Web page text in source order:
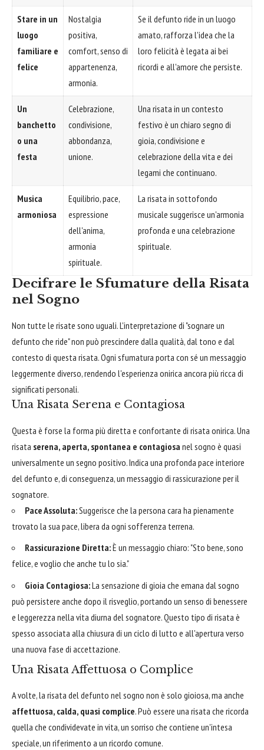
Stare in un
luogo
familiare e
felice
Nostalgia
positiva,
comfort, senso di
appartenenza,
armonia.
Se il defunto ride in un luogo
amato, rafforza l'idea che la
loro felicità è legata ai bei
ricordi e all'amore che persiste.
Un
banchetto
o una
festa
Celebrazione,
condivisione,
abbondanza,
unione.
Una risata in un contesto
festivo è un chiaro segno di
gioia, condivisione e
celebrazione della vita e dei
legami che continuano.
Musica
armoniosa
Equilibrio, pace,
espressione
dell'anima,
armonia
spirituale.
La risata in sottofondo
musicale suggerisce un'armonia
profonda e una celebrazione
spirituale.
Decifrare le Sfumature della Risata
nel Sogno
Non tutte le risate sono uguali. L'interpretazione di "sognare un
defunto che ride" non può prescindere dalla qualità, dal tono e dal
contesto di questa risata. Ogni sfumatura porta con sé un messaggio
leggermente diverso, rendendo l'esperienza onirica ancora più ricca di
significati personali.
Una Risata Serena e Contagiosa
Questa è forse la forma più diretta e confortante di risata onirica. Una
risata serena, aperta, spontanea e contagiosa nel sogno è quasi
universalmente un segno positivo. Indica una profonda pace interiore
del defunto e, di conseguenza, un messaggio di rassicurazione per il
sognatore.
Pace Assoluta:Suggerisce che la persona cara ha pienamente
trovato la sua pace, libera da ogni sofferenza terrena.
Rassicurazione Diretta:È un messaggio chiaro: "Sto bene, sono
felice, e voglio che anche tu lo sia."
Gioia Contagiosa:La sensazione di gioia che emana dal sogno
può persistere anche dopo il risveglio, portando un senso di benessere
e leggerezza nella vita diurna del sognatore. Questo tipo di risata è
spesso associata alla chiusura di un ciclo di lutto e all'apertura verso
una nuova fase di accettazione.
Una Risata Affettuosa o Complice
A volte, la risata del defunto nel sogno non è solo gioiosa, ma anche
affettuosa, calda, quasi complice. Può essere una risata che ricorda
quella che condividevate in vita, un sorriso che contiene un'intesa
speciale, un riferimento a un ricordo comune.